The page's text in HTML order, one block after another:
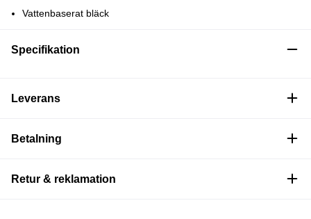
Vattenbaserat bläck
Specifikation
Leverans
Betalning
Retur & reklamation